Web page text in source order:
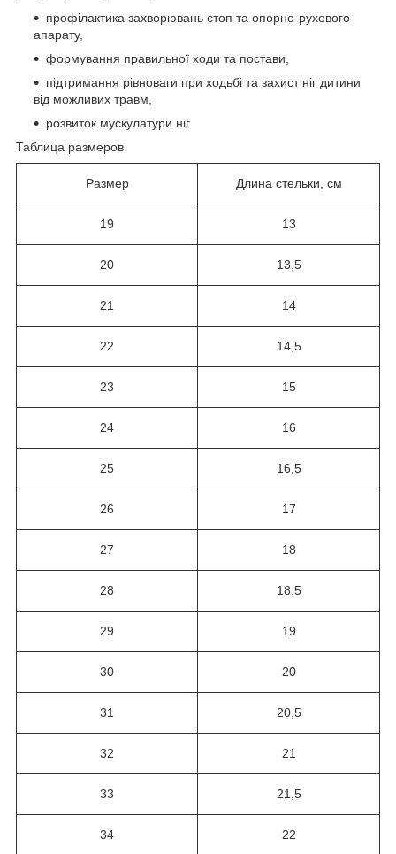
профілактика захворювань стоп та опорно-рухового
апарату,
формування правильної ходи та постави,
підтримання рівноваги при ходьбі та захист ніг дитини
від можливих травм,
розвиток мускулатури ніг.
Таблица размеров
Размер Длина стельки, см
19 13
20 13,5
21 14
22 14,5
23 15
24 16
25 16,5
26 17
27 18
28 18,5
29 19
30 20
31 20,5
32 21
33 21,5
34 22